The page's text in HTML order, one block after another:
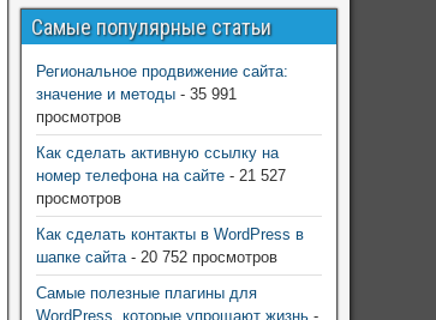
Самые популярные статьи
Региональное продвижение сайта:
значение и методы - 35 991
просмотров
Как сделать активную ссылку на
номер телефона на сайте - 21 527
просмотров
Как сделать контакты в WordPress в
шапке сайта- 20 752 просмотров
Самые полезные плагины для
WordPress, которые упрощают жизнь -